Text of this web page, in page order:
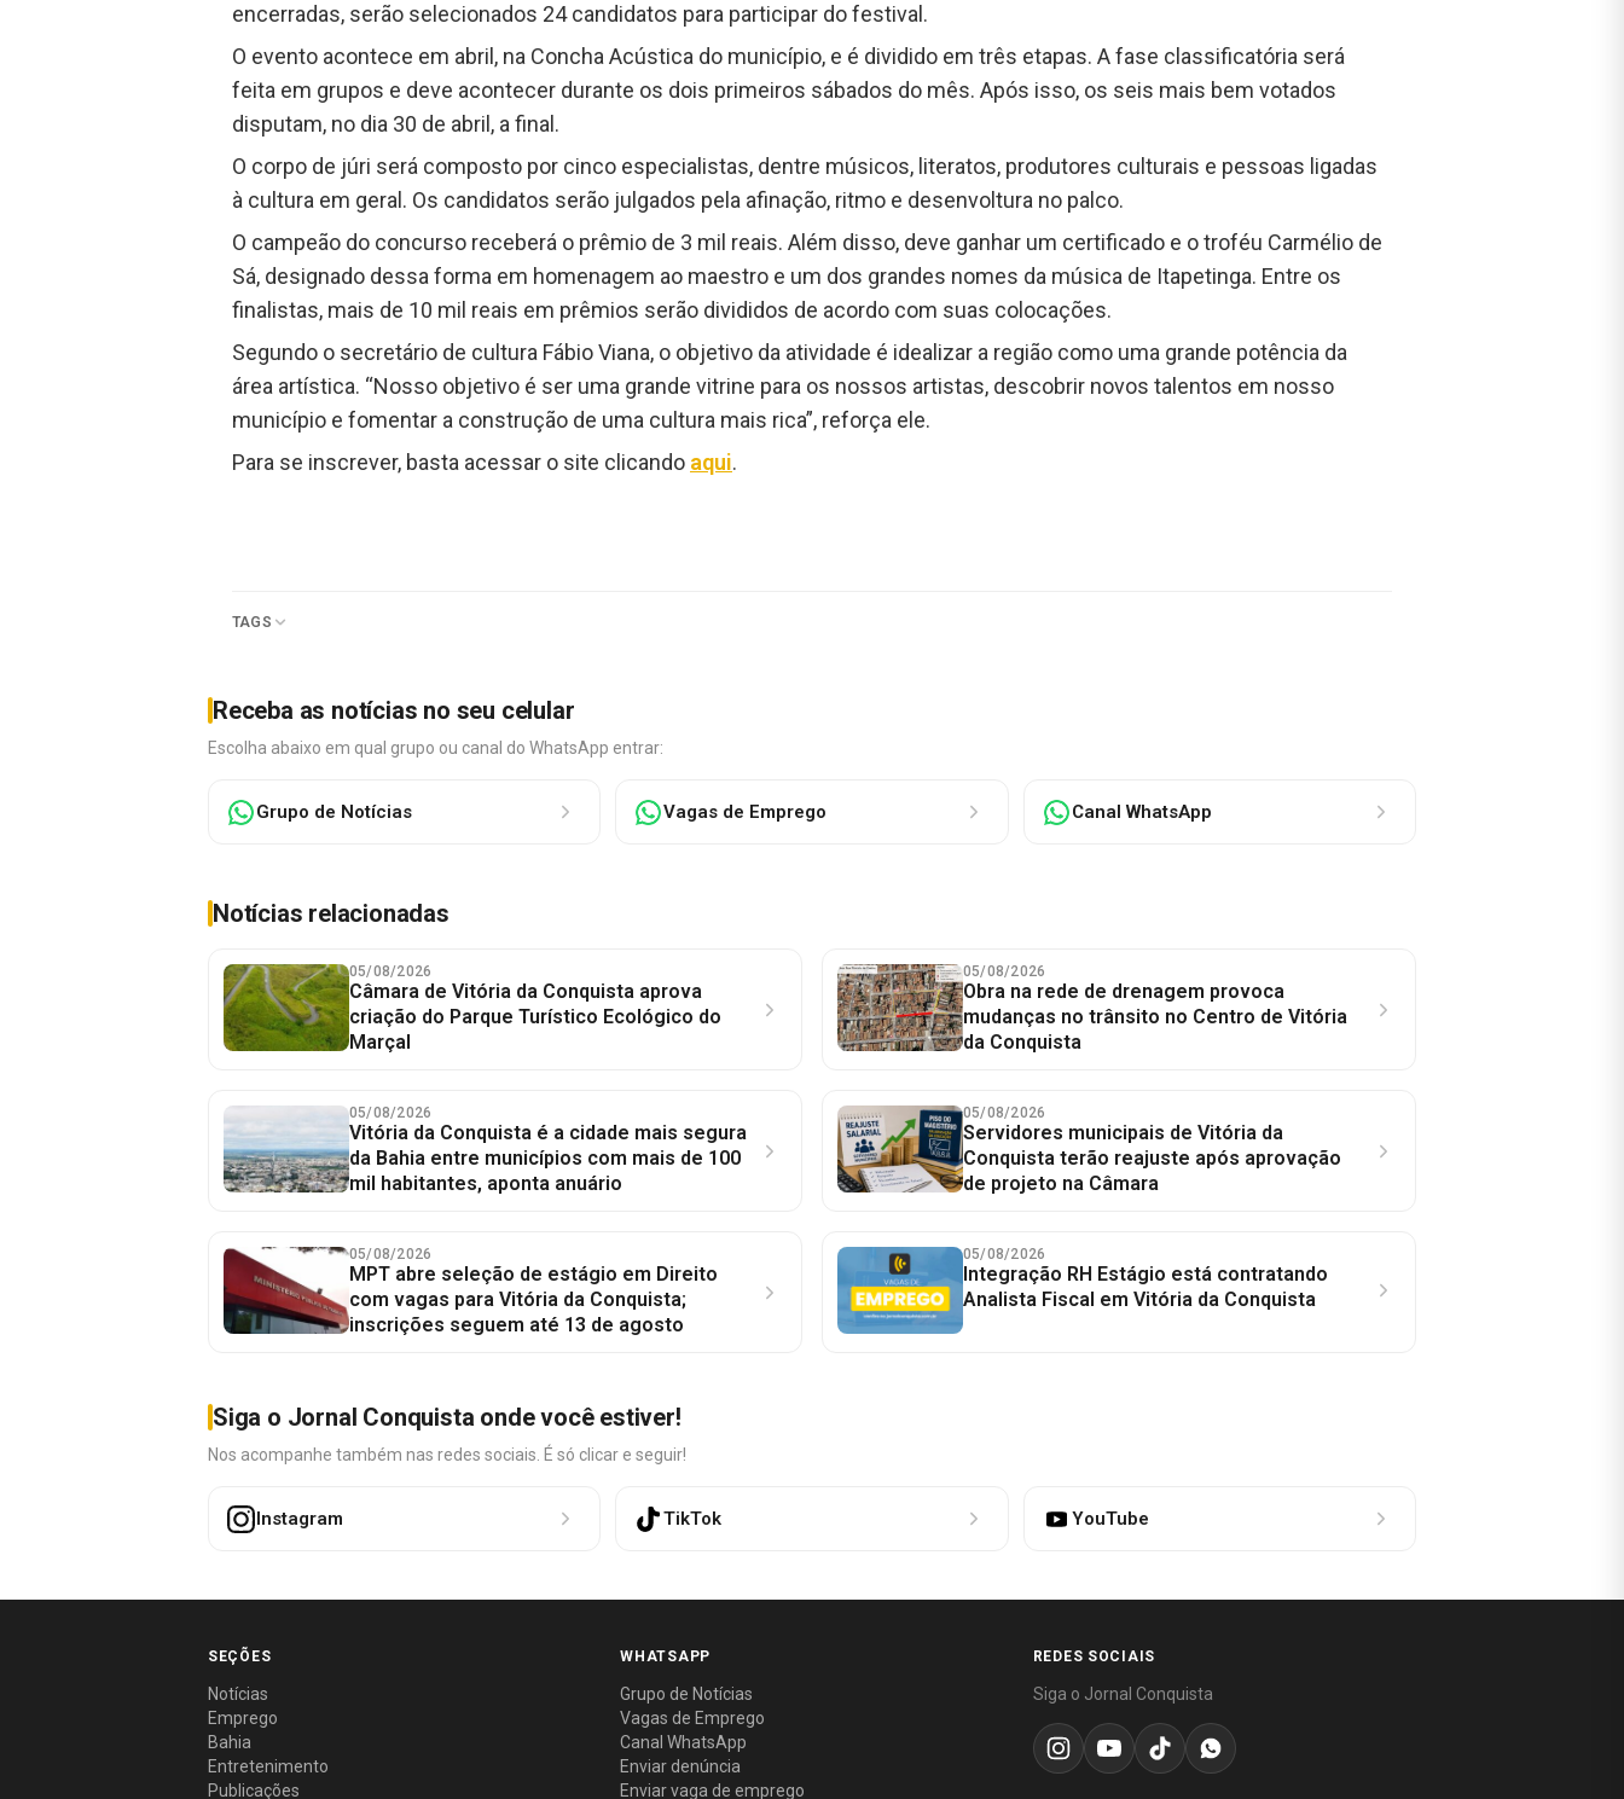
encerradas, serão selecionados 24 candidatos para participar do festival.
O evento acontece em abril, na Concha Acústica do município, e é dividido em três etapas. A fase classificatória será
feita em grupos e deve acontecer durante os dois primeiros sábados do mês. Após isso, os seis mais bem votados
disputam, no dia 30 de abril, a final.
O corpo de júri será composto por cinco especialistas, dentre músicos, literatos, produtores culturais e pessoas ligadas
à cultura em geral. Os candidatos serão julgados pela afinação, ritmo e desenvoltura no palco.
O campeão do concurso receberá o prêmio de 3 mil reais. Além disso, deve ganhar um certificado e o troféu Carmélio de
Sá, designado dessa forma em homenagem ao maestro e um dos grandes nomes da música de Itapetinga. Entre os
finalistas, mais de 10 mil reais em prêmios serão divididos de acordo com suas colocações.
Segundo o secretário de cultura Fábio Viana, o objetivo da atividade é idealizar a região como uma grande potência da
área artística. “Nosso objetivo é ser uma grande vitrine para os nossos artistas, descobrir novos talentos em nosso
município e fomentar a construção de uma cultura mais rica”, reforça ele.
Para se inscrever, basta acessar o site clicando aqui.
TAGS
Receba as notícias no seu celular
Escolha abaixo em qual grupo ou canal do WhatsApp entrar:
Grupo de Notícias Vagas de Emprego Canal WhatsApp
Notícias relacionadas
05/08/2026
Câmara de Vitória da Conquista aprova
criação do Parque Turístico Ecológico do
Marçal
05/08/2026
Obra na rede de drenagem provoca
mudanças no trânsito no Centro de Vitória
da Conquista
05/08/2026
Vitória da Conquista é a cidade mais segura
da Bahia entre municípios com mais de 100
mil habitantes, aponta anuário
05/08/2026
Servidores municipais de Vitória da
Conquista terão reajuste após aprovação
de projeto na Câmara
05/08/2026
MPT abre seleção de estágio em Direito
com vagas para Vitória da Conquista;
inscrições seguem até 13 de agosto
05/08/2026
Integração RH Estágio está contratando
Analista Fiscal em Vitória da Conquista
Siga o Jornal Conquista onde você estiver!
Nos acompanhe também nas redes sociais. É só clicar e seguir!
Instagram TikTok YouTube
SEÇÕES
Notícias
Emprego
Bahia
Entretenimento
Publicações
WHATSAPP
Grupo de Notícias
Vagas de Emprego
Canal WhatsApp
Enviar denúncia
Enviar vaga de emprego
REDES SOCIAIS
Siga o Jornal Conquista